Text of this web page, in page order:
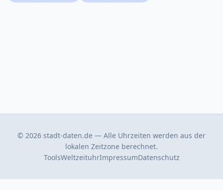
© 2026 stadt-daten.de — Alle Uhrzeiten werden aus der
lokalen Zeitzone berechnet.
ToolsWeltzeituhrImpressumDatenschutz